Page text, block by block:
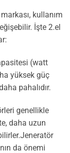
kullanım
İşte 2.el
(watt
yüksek güç
pahalıdır.
genellikle
daha uzun
da önemi